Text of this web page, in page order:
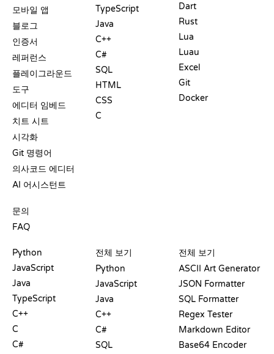
모바일 앱
블로그
인증서
레퍼런스
플레이그라운드
도구
에디터 임베드
치트 시트
시각화
Git 명령어
의사코드 에디터
AI 어시스턴트
문의
FAQ
TypeScript
Java
C++
C#
SQL
HTML
CSS
C
Dart
Rust
Lua
Luau
Excel
Git
Docker
Python
JavaScript
Java
TypeScript
C++
C
C#
전체 보기
Python
JavaScript
Java
C++
C#
SQL
전체 보기
ASCII Art Generator
JSON Formatter
SQL Formatter
Regex Tester
Markdown Editor
Base64 Encoder